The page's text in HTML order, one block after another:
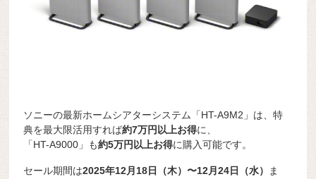
ソニーの最新ホームシアターシステム「HT-A9M2」は、特
典を最大限活用すれば約7万円以上お得に、
「HT-A9000」も約5万円以上お得に購入可能です。
セール期間は2025年12月18日（木）〜12月24日（水） ま